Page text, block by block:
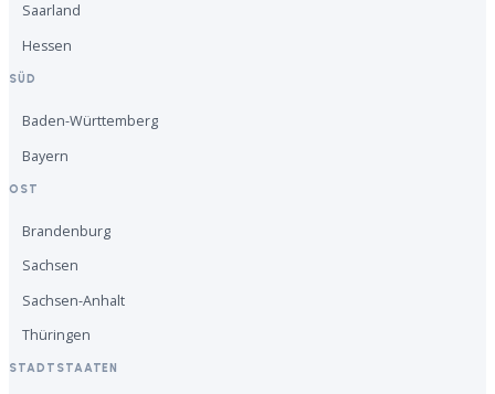
Saarland
Hessen
SÜD
Baden-Württemberg
Bayern
OST
Brandenburg
Sachsen
Sachsen-Anhalt
Thüringen
STADTSTAATEN